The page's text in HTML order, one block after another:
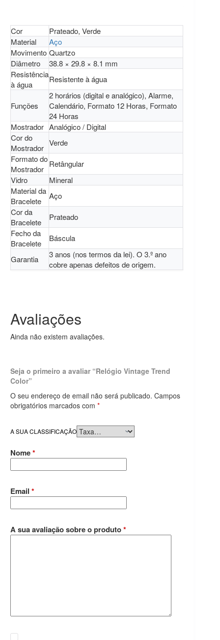
Cor
Prateado, Verde
Material
Aço
Movimento Quartzo
Diâmetro
38.8 × 29.8 × 8.1 mm
Resistência
à água
Resistente à água
Funções
2 horários (digital e analógico), Alarme,
Calendário, Formato 12 Horas, Formato
24 Horas
Mostrador Analógico / Digital
Cor do
Mostrador
Verde
Formato do
Mostrador
Retângular
Vidro
Mineral
Material da
Bracelete
Aço
Cor da
Bracelete
Prateado
Fecho da
Bracelete
Báscula
Garantia
3 anos (nos termos da lei). O 3.º ano
cobre apenas defeitos de origem.
Avaliações
Ainda não existem avaliações.
Seja o primeiro a avaliar “Relógio Vintage Trend
Color”
O seu endereço de email não será publicado. Campos
obrigatórios marcados com *
A SUA CLASSIFICAÇÃO
Nome*
Email *
A sua avaliação sobre o produto*